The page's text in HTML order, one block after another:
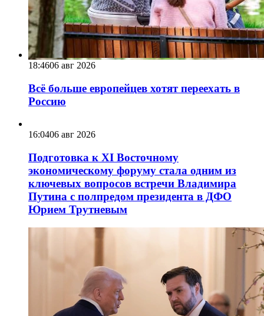
18:4606 авг 2026
Всё больше европейцев хотят переехать в
Россию
16:0406 авг 2026
Подготовка к XI Восточному
экономическому форуму стала одним из
ключевых вопросов встречи Владимира
Путина с полпредом президента в ДФО
Юрием Трутневым